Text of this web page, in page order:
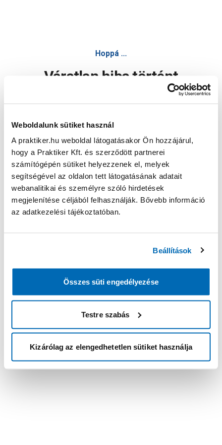
Weboldalunk sütiket használ
A praktiker.hu weboldal látogatásakor Ön hozzájárul,
hogy a Praktiker Kft. és szerződött partnerei
számítógépén sütiket helyezzenek el, melyek
segítségével az oldalon tett látogatásának adatait
webanalitikai és személyre szóló hirdetések
megjelenítése céljából felhasználják. Bővebb információ
az adatkezelési tájékoztatóban.
Beállítások
Összes süti engedélyezése
Testre szabás
Kizárólag az elengedhetetlen sütiket használja
Hoppá ...
Váratlan hiba történt
Oldal újratöltése